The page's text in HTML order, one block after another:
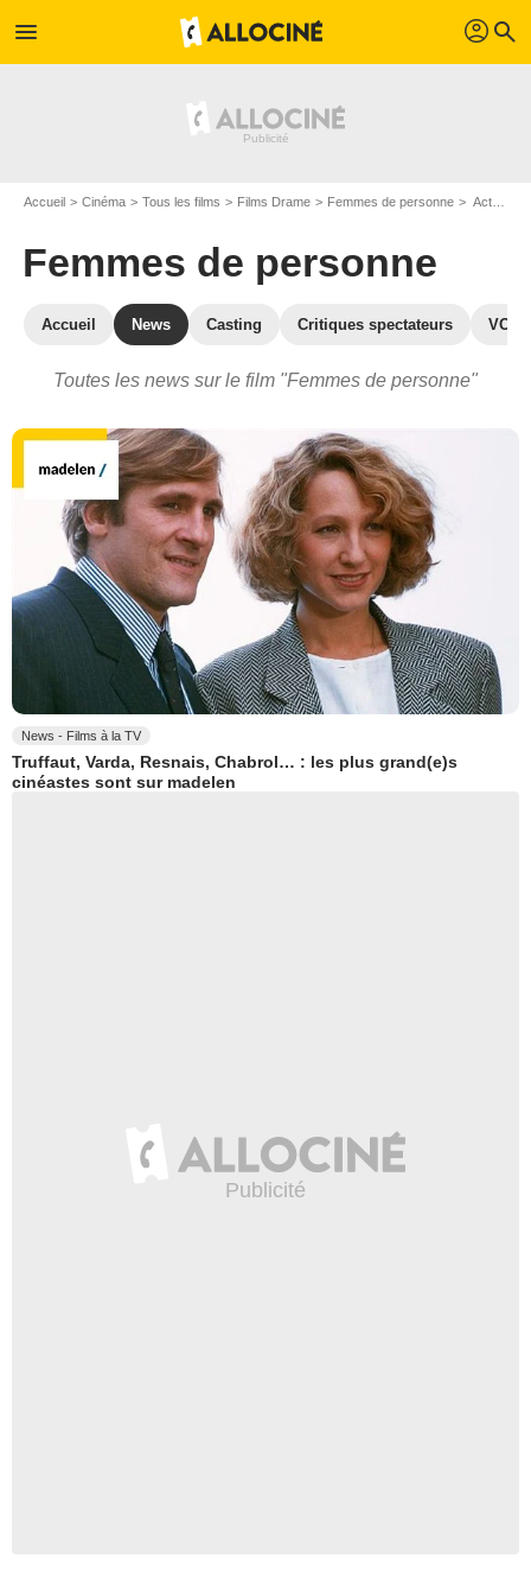
menu profil search
Accueil Cinéma Tous les films Films Drame Femmes de personne Actualités Femmes de personne
Femmes de personne
Accueil News Casting Critiques spectateurs VOD
Toutes les news sur le film "Femmes de personne"
News - Films à la TV
Truffaut, Varda, Resnais, Chabrol… : les plus grand(e)s
cinéastes sont sur madelen